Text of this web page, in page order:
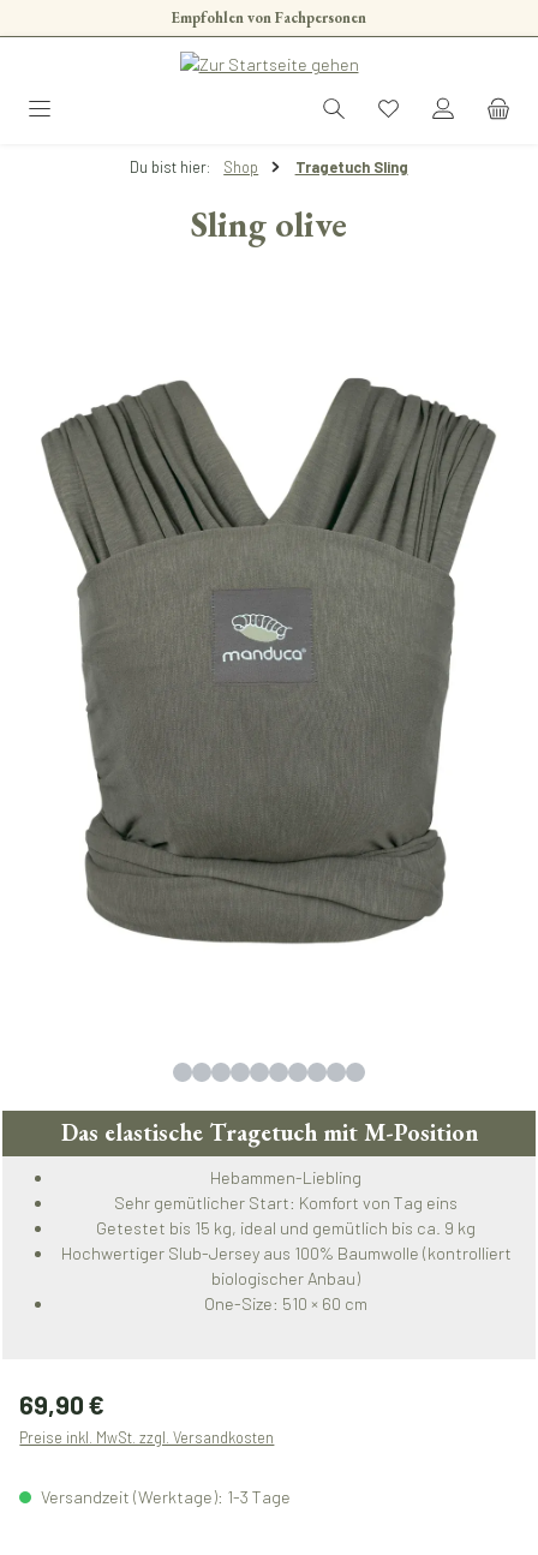
Zum Hauptinhalt springenEmpfohlen von Fachpersonen
Du bist hier: Shop Tragetuch Sling
Sling olive
Das elastische Tragetuch mit M-Position
Hebammen-Liebling
Sehr gemütlicher Start: Komfort von Tag eins
Getestet bis 15 kg, ideal und gemütlich bis ca. 9 kg
Hochwertiger Slub-Jersey aus 100% Baumwolle (kontrolliert
biologischer Anbau)
One-Size: 510 × 60 cm
Regulärer Preis:
69,90 €
Preise inkl. MwSt. zzgl. Versandkosten
Versandzeit (Werktage): 1-3 Tage